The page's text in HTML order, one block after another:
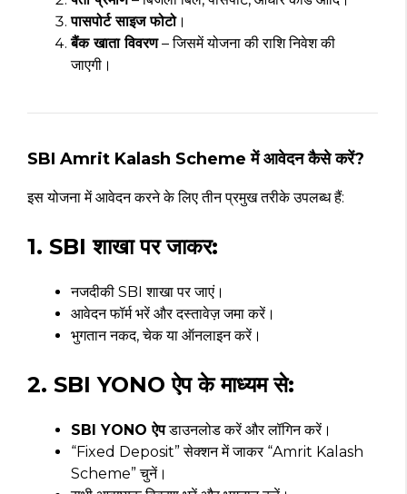
पासपोर्ट साइज फोटो।
बैंक खाता विवरण– जिसमें योजना की राशि निवेश की
जाएगी।
SBI Amrit Kalash Scheme में आवेदन कैसे करें?
इस योजना में आवेदन करने के लिए तीन प्रमुख तरीके उपलब्ध हैं:
1. SBI शाखा पर जाकर:
नजदीकी SBI शाखा पर जाएं।
आवेदन फॉर्म भरें और दस्तावेज़ जमा करें।
भुगतान नकद, चेक या ऑनलाइन करें।
2. SBI YONO ऐप के माध्यम से:
SBI YONO ऐपडाउनलोड करें और लॉगिन करें।
“Fixed Deposit” सेक्शन में जाकर “Amrit Kalash
Scheme” चुनें।